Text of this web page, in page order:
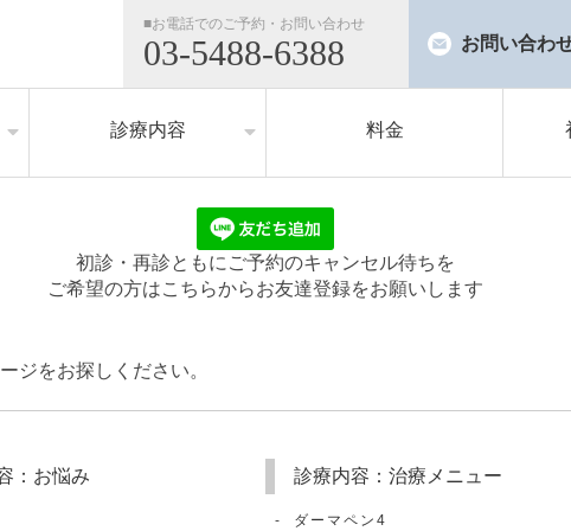
■お電話でのご予約・お問い合わせ
03-5488-6388 お問い合わ
診療内容 料金
初診・再診ともにご予約のキャンセル待ちを
ご希望の方はこちらからお友達登録をお願いします
ジをお探しください。
：お悩み 診療内容：治療メニュー
ダーマペン4